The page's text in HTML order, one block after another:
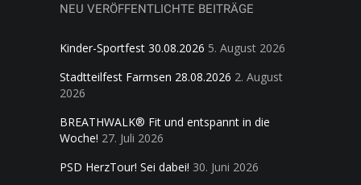
NEU VERÖFFENTLICHTE BEITRÄGE
Kinder-Sportfest 30.08.2026 5. August 2026
Stadtteilfest Farmsen 28.08.2026 2. August
2026
BREATHWALK® Fit und entspannt in die
Woche! 27. Juli 2026
PSD HerzTour! Sei dabei! 30. Juni 2026